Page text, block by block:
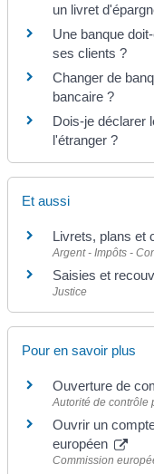
un livret
Une banque
ses clients ?
Changer de
bancaire ?
Dois-je déclarer
l'étranger ?
Et aussi
Livrets, plans et
Argent - Impôts -
Saisies et
Justice
Pour en savoir plus
Ouverture de
Autorité de contrôle
Ouvrir un
européen
Commission